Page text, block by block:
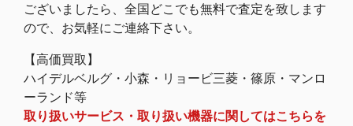
ございましたら、全国どこでも無料で査定を致します
ので、お気軽にご連絡下さい。
【高価買取】
ハイデルベルグ・小森・リョービ三菱・篠原・マンロ
ーランド等
取り扱いサービス・取り扱い機器に関してはこちらを